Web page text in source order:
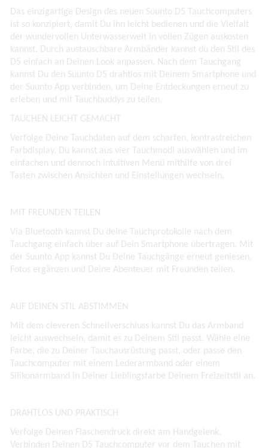
Das einzigartige Design des neuen Suunto D5 Tauchcomputers
ist so konzipiert, damit Du ihn leicht bedienen und die Vielfalt
der wundervollen Unterwasserwelt in vollen Zügen auskosten
kannst. Durch austauschbare Armbänder kannst du den Stil des
D5 einfach an Deinen Look anpassen. Nach dem Tauchgang
kannst Du den Suunto D5 drahtlos mit Deinem Smartphone und
der Suunto App verbinden, um Deine Entdeckungen erneut zu
erleben und mit Tauchbuddys zu teilen.
TAUCHEN LEICHT GEMACHT
Verfolge Deine Tauchdaten auf dem scharfen, kontrastreichen
Farbdisplay. Du kannst aus vier Tauchmodi auswählen und im
einfachen und dennoch intuitiven Menü mithilfe von drei
Tasten zwischen Ansichten und Einstellungen wechseln.
MIT FREUNDEN TEILEN
Via Bluetooth kannst Du deine Tauchprotokolle nach dem
Tauchgang einfach über auf Dein Smartphone übertragen. Mit
der Suunto App kannst Du Deine Tauchgänge erneut geniesen,
Fotos ergänzen und Deine Abenteuer mit Freunden teilen.
AUF DEINEN STIL ABSTIMMEN
Mit dem cleveren Schnellverschluss kannst Du das Armband
leicht auswechseln, damit es zu Deinem Stil passt. Wähle eine
Farbe, die zu Deiner Tauchausrüstung passt, oder passe den
Tauchcomputer mit einem Lederarmband oder einem
Silikonarmband in Deiner Lieblingsfarbe Deinem Freizeitstil an.
DRAHTLOS UND PRAKTISCH
Verfolge Deinen Flaschendruck direkt am Handgelenk.
Verbinden Deinen D5 Tauchcomputer vor dem Tauchen mit